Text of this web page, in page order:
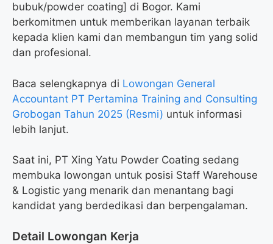
bubuk/powder coating] di Bogor. Kami
berkomitmen untuk memberikan layanan terbaik
kepada klien kami dan membangun tim yang solid
dan profesional.
Baca selengkapnya di Lowongan General
Accountant PT Pertamina Training and Consulting
Grobogan Tahun 2025 (Resmi) untuk informasi
lebih lanjut.
Saat ini, PT Xing Yatu Powder Coating sedang
membuka lowongan untuk posisi Staff Warehouse
& Logistic yang menarik dan menantang bagi
kandidat yang berdedikasi dan berpengalaman.
Detail Lowongan Kerja